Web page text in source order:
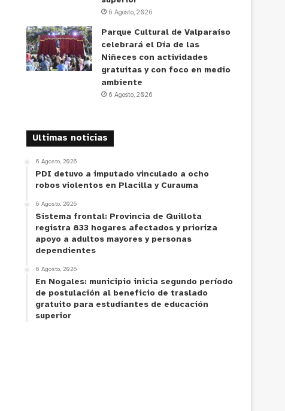
6 Agosto, 2026
Parque Cultural de Valparaíso
celebrará el Día de las
Niñeces con actividades
gratuitas y con foco en medio
ambiente
6 Agosto, 2026
Ultimas noticias
6 Agosto, 2026
PDI detuvo a imputado vinculado a ocho
robos violentos en Placilla y Curauma
6 Agosto, 2026
Sistema frontal: Provincia de Quillota
registra 833 hogares afectados y prioriza
apoyo a adultos mayores y personas
dependientes
6 Agosto, 2026
En Nogales: municipio inicia segundo período
de postulación al beneficio de traslado
gratuito para estudiantes de educación
superior